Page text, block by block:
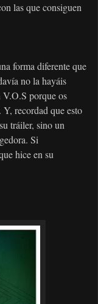
las que consiguen
forma diferente que
no la hayáis
V.O.S porque os
recordad que esto
tráiler, sino un
Si
hice en su